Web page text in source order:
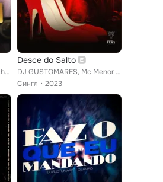
DJ GUSTOMARES, mc pretchako feat. Mc J Mito
Desce do Salto
DJ GUSTOMARES, Mc Menor Lesk, Mc A.R
Сингл
2023